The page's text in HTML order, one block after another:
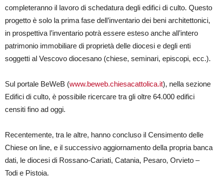
completeranno il lavoro di schedatura degli edifici di culto. Questo
progetto è solo la prima fase dell’inventario dei beni architettonici,
in prospettiva l’inventario potrà essere esteso anche all’intero
patrimonio immobiliare di proprietà delle diocesi e degli enti
soggetti al Vescovo diocesano (chiese, seminari, episcopi, ecc.).
Sul portale BeWeB (www.beweb.chiesacattolica.it), nella sezione
Edifici di culto, è possibile ricercare tra gli oltre 64.000 edifici
censiti fino ad oggi.
Recentemente, tra le altre, hanno concluso il Censimento delle
Chiese on line, e il successivo aggiornamento della propria banca
dati, le diocesi di Rossano-Cariati, Catania, Pesaro, Orvieto –
Todi e Pistoia.